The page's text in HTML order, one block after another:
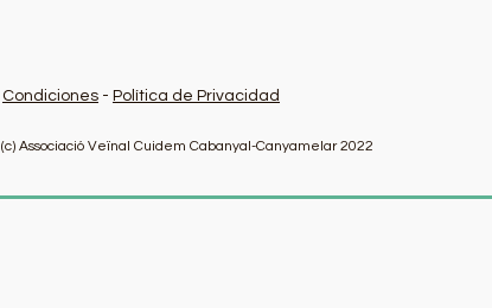
Condiciones - Política de Privacidad
(c) Associació Veïnal Cuidem Cabanyal-Canyamelar 2022